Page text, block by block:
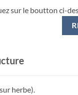
sur le boutton ci-
herbe).